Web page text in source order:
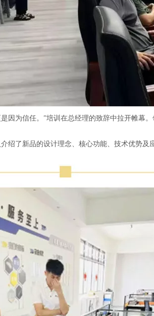
因为信任。”培训在总经理的致辞中拉开帷幕
绍了新品的设计理念、核心功能、技术优势